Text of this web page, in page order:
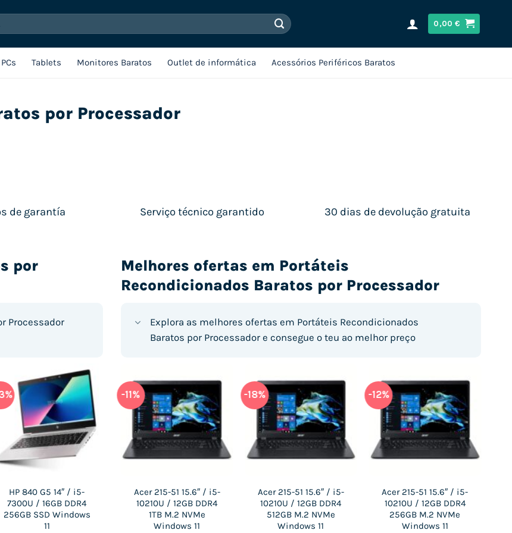
0,00€
Tablets Monitores Baratos Outlet de informática Acessórios Periféricos Baratos
por Processador
de garantía Serviço técnico garantido 30 dias de devolução gratuita
por
Processador
HP 840 G5 14″ / i5-
7300U / 16GB DDR4
256GB SSD Windows
11
-68%
OUTLET
HP 840 G7 14″ / i5-
10310U / 16GB DDR4
1TB SSD Windows 11
Melhores ofertas em Portáteis
Recondicionados Baratos por Processador
Explora as melhores ofertas em Portáteis Recondicionados
Baratos por Processador e consegue o teu ao melhor preço
-11%
Acer 215-51 15.6″ / i5-
10210U / 12GB DDR4
1TB M.2 NVMe
Windows 11
-18%
Acer 215-51 15.6″ / i5-
10210U / 12GB DDR4
512GB M.2 NVMe
Windows 11
-12%
Acer 215-51 15.6″ / i5-
10210U / 12GB DDR4
256GB M.2 NVMe
Windows 11
Lenovo V15-ADA 15.6″ /
Ryzen 5-3500U / 12GB
DDR4 256GB M.2
NVMe Windows 11